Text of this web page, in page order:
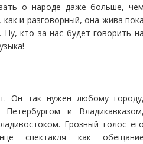
о народе даже больше,
и разговорный, она жива
кто за нас будет говорить
Он так нужен любому
и
Грозный голос
спектакля как